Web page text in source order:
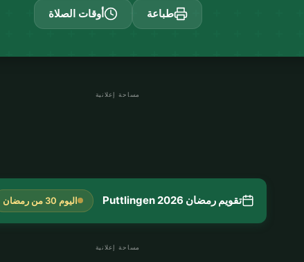
طباعة أوقات الصلاة
مساحة إعلانية
تقويم رمضان Puttlingen 2026 اليوم 30 من رمضان
مساحة إعلانية